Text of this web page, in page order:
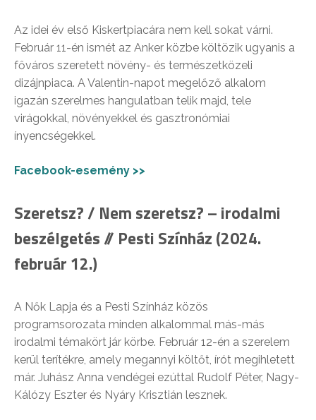
Az idei év első Kiskertpiacára nem kell sokat várni.
Február 11-én ismét az Anker közbe költözik ugyanis a
főváros szeretett növény- és természetközeli
dizájnpiaca. A Valentin-napot megelőző alkalom
igazán szerelmes hangulatban telik majd, tele
virágokkal, növényekkel és gasztronómiai
ínyencségekkel.
Facebook-esemény >>
Szeretsz? / Nem szeretsz? – irodalmi
beszélgetés // Pesti Színház (2024.
február 12.)
A Nők Lapja és a Pesti Színház közös
programsorozata minden alkalommal más-más
irodalmi témakört jár körbe. Február 12-én a szerelem
kerül terítékre, amely megannyi költőt, írót megihletett
már. Juhász Anna vendégei ezúttal Rudolf Péter, Nagy-
Kálózy Eszter és Nyáry Krisztián lesznek.